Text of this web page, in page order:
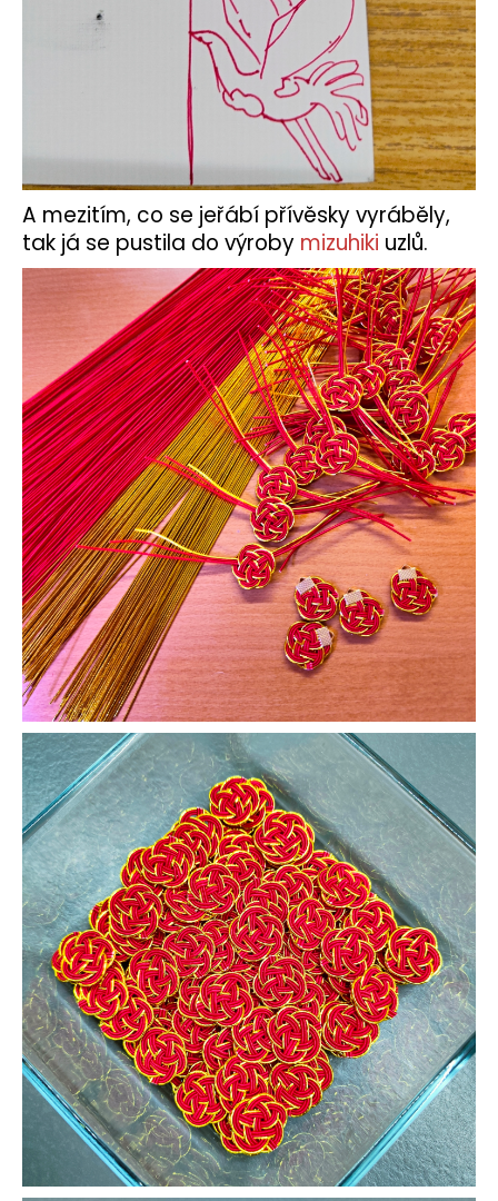
A mezitím, co se jeřábí přívěsky vyráběly,
tak já se pustila do výroby mizuhiki uzlů.